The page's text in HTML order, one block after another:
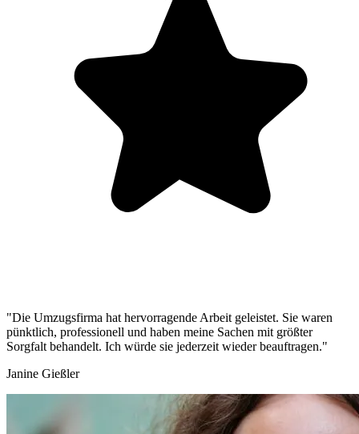
"Die Umzugsfirma hat hervorragende Arbeit geleistet. Sie waren
pünktlich, professionell und haben meine Sachen mit größter
Sorgfalt behandelt. Ich würde sie jederzeit wieder beauftragen."
Janine Gießler